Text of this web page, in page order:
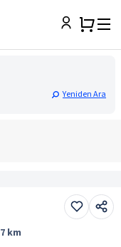
Yeniden Ara
7 km